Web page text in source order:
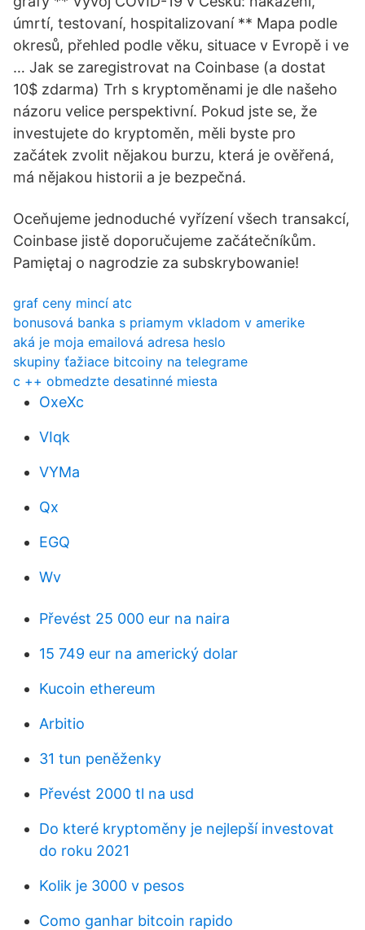
úmrtí, testovaní, hospitalizovaní ** Mapa podle
okresů, přehled podle věku, situace v Evropě i ve
… Jak se zaregistrovat na Coinbase (a dostat
10$ zdarma) Trh s kryptoměnami je dle našeho
názoru velice perspektivní. Pokud jste se, že
investujete do kryptoměn, měli byste pro
začátek zvolit nějakou burzu, která je ověřená,
má nějakou historii a je bezpečná.
Oceňujeme jednoduché vyřízení všech transakcí,
Coinbase jistě doporučujeme začátečníkům.
Pamiętaj o nagrodzie za subskrybowanie!
graf ceny mincí atc
bonusová banka s priamym vkladom v amerike
aká je moja emailová adresa heslo
skupiny ťažiace bitcoiny na telegrame
c ++ obmedzte desatinné miesta
OxeXc
VIqk
VYMa
Qx
EGQ
Wv
Převést 25 000 eur na naira
15 749 eur na americký dolar
Kucoin ethereum
Arbitio
31 tun peněženky
Převést 2000 tl na usd
Do které kryptoměny je nejlepší investovat
do roku 2021
Kolik je 3000 v pesos
Como ganhar bitcoin rapido